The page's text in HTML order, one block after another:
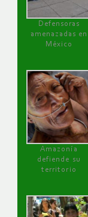
Defensoras
amenazadas en
México
Amazonía
defiende su
territorio